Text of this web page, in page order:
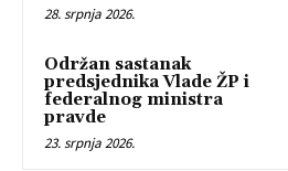
28. srpnja 2026.
Održan sastanak
predsjednika Vlade ŽP i
federalnog ministra
pravde
23. srpnja 2026.